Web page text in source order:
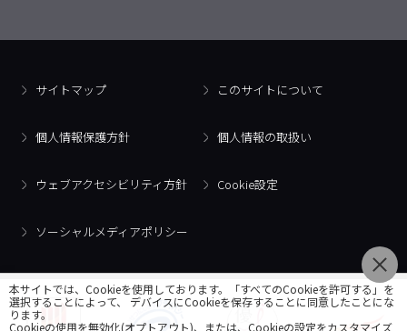
サイトマップ このサイトについて
個人情報保護方針 個人情報の取扱い
ウェブアクセシビリティ方針 Cookie設定
ソーシャルメディアポリシー
本サイトでは、Cookieを使用しております。「すべてのCookieを許可する」を
選択することによって、 デバイスにCookieを保存することに同意したことにな
ります。
Cookieの使用を無効化(オプトアウト)、または、Cookieの設定をカスタマイズ